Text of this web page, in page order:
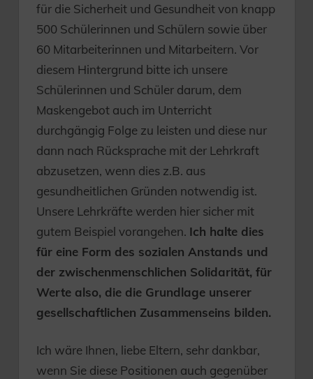
für die Sicherheit und Gesundheit von knapp
500 Schülerinnen und Schülern sowie über
60 Mitarbeiterinnen und Mitarbeitern. Vor
diesem Hintergrund bitte ich unsere
Schülerinnen und Schüler darum, dem
Maskengebot auch im Unterricht
durchgängig Folge zu leisten und diese nur
dann nach Rücksprache mit der Lehrkraft
abzusetzen, wenn dies z.B. aus
gesundheitlichen Gründen notwendig ist.
Unsere Lehrkräfte werden hier sicher mit
gutem Beispiel vorangehen. Ich halte dies
für eine Form des sozialen Anstands und
der zwischenmenschlichen Solidarität, für
Werte also, die die Grundlage unserer
gesellschaftlichen Zusammenseins bilden.
Ich wäre Ihnen, liebe Eltern, sehr dankbar,
wenn Sie diese Positionen auch gegenüber